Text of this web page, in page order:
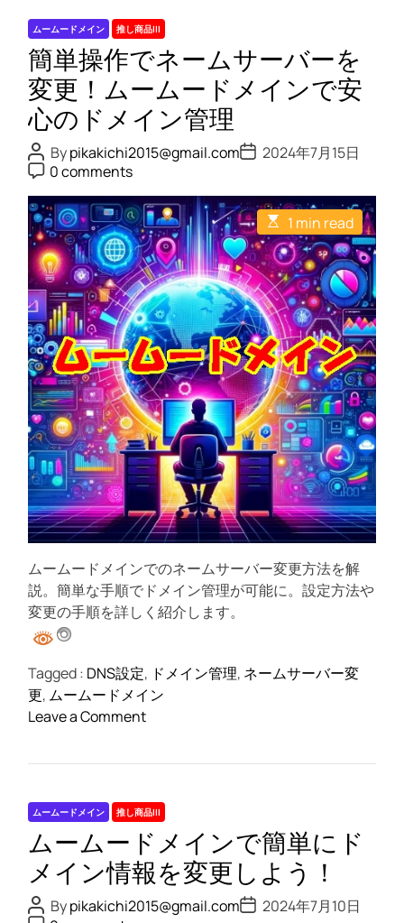
ム
ー
ド
メ
イ
ン
の
メ
イ
ン
ロ
ッ
ク
機
能
の
使
い
方
ムームードメイン 推し商品III
簡単操作でネームサーバーを
変更！ムームードメインで安
心のドメイン管理
P
o
s
t
A
u
t
h
o
r
Bypikakichi2015@gmail.comP
o
t
D
a
t
e
2024年7月15日
P
o
s
t
C
o
m
m
e
n
t
0 comments
E
s
t
i
m
a
t
e
d
r
e
a
d
t
i
m
e
1 min read
ムームードメインでのネームサーバー変更方法を解
説。簡単な手順でドメイン管理が可能に。設定方法や
変更の手順を詳しく紹介します。
Tagged : DNS設定, ドメイン管理, ネームサーバー変
更, ムームードメイン
Leave a Commento
簡
操
作
で
ネ
ー
ム
ムームードメイン 推し商品III
ムームードメインで簡単にド
メイン情報を変更しよう！
P
o
Bypikakichi2015@gmail.comP
o
2024年7月10日